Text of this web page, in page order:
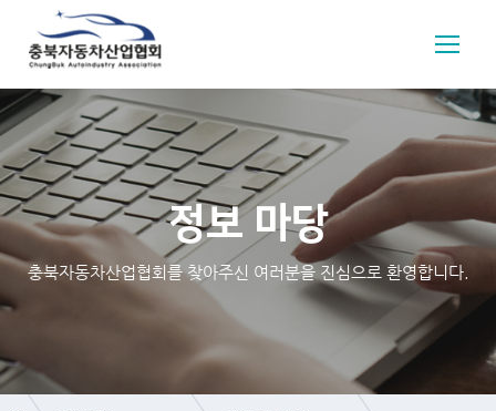
정보 마당
충북자동차산업협회를 찾아주신 여러분을 진심으로 환영합니다.